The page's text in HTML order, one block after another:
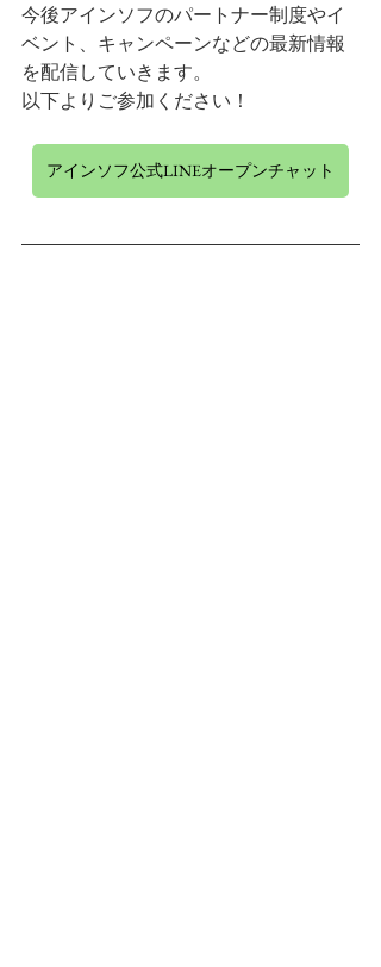
今後アインソフのパートナー制度やイ
ベント、キャンペーンなどの最新情報
を配信していきます。
以下よりご参加ください！
アインソフ公式LINEオープンチャット